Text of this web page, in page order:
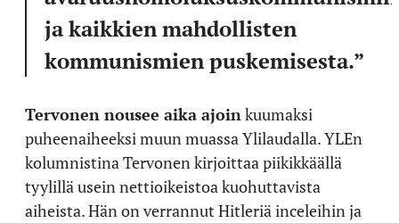
ja kaikkien mahdollisten
kommunismien puskemisesta.”
Tervonen nousee aika ajoinkuumaksi
puheenaiheeksi muun muassa Ylilaudalla. YLEn
kolumnistina Tervonen kirjoittaa piikikkäällä
tyylillä usein nettioikeistoa kuohuttavista
aiheista. Hän on verrannut Hitleriä inceleihin ja